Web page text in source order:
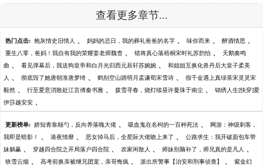
查看更多章节...
热门点击: 炮灰情史旧情人 、 妈妈的忌日，我的葬礼爸爸的名字 、 味你而来 、 醉酒情思 、
重生八零，爸妈！我自有我的荣耀姜老师魏杳 、 错将真心落梧桐宋时礼苏韵怡 、 天鹅奏鸣
曲 、 看见弹幕后，我送狗皇帝和白月光归西元辰轩苏婉婉 、 和姐姐互换化兽丹后大皇子柔美
人 、 彻底毁了她唐朝淮唐梦绮 、 鹤别空山踏明月孟谦荀宋雪诗 、 假千金遇上真绿茶宋灵灵宋
毅然 、 行至爱意消散处江言傅秦书雅 、 拨雪寻春，烧灯续昼许曼珠于南尘 、 锦绣人生[快穿]爱
伊莎越安安 、
更新榜单: 娇知青靠颠勺，反向养落魄大佬 、 吸血鬼在名柯的一百种死法 、 网游：神级刺客，
我即是暗影！ 、 港夜情靡 、 恶女掉马后，全星际大佬吻上来了 、 公路求生：我开破面包车带
妹躺赢 、 穿越四合院之开局落户四合院 、 农家闲散人 、 师妹别脑补了，师兄真的是凡人 、
铁雪云烟 、 高考前换亲被继兄团宠，亲哥悔疯 、 派出所警事【治安和刑事侦查】 、 紫金幻